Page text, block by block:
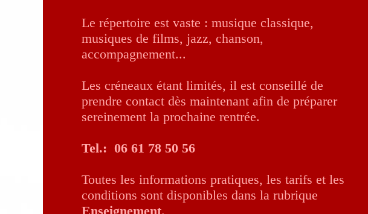
Le répertoire est vaste : musique classique,
musiques de films, jazz, chanson,
accompagnement...
Les créneaux étant limités, il est conseillé de
prendre contact dès maintenant afin de préparer
sereinement la prochaine rentrée.
Tel.: 06 61 78 50 56
Toutes les informations pratiques, les tarifs et les
conditions sont disponibles dans la rubrique
Enseignement.